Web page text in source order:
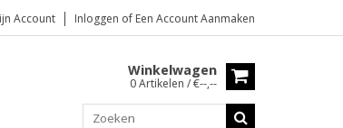
Account Inloggen of Een Account Aanmaken
Winkelwagen
0 Artikelen / €--,--